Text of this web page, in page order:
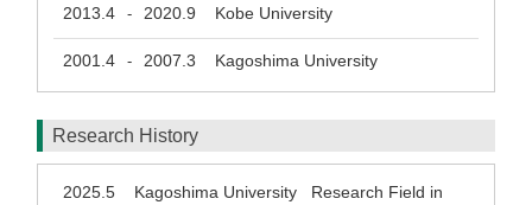
2013.4 - 2020.9 Kobe University
2001.4 - 2007.3 Kagoshima University
Research History
2025.5 Kagoshima University Research Field in